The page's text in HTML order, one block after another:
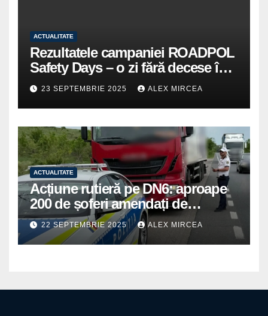
ACTUALITATE
Rezultatele campaniei ROADPOL
Safety Days – o zi fără decese în
trafic
23 SEPTEMBRIE 2025 ALEX MIRCEA
ACTUALITATE
Acțiune rutieră pe DN6: aproape
200 de șoferi amendați de
polițiștii din Mihăilești
22 SEPTEMBRIE 2025 ALEX MIRCEA